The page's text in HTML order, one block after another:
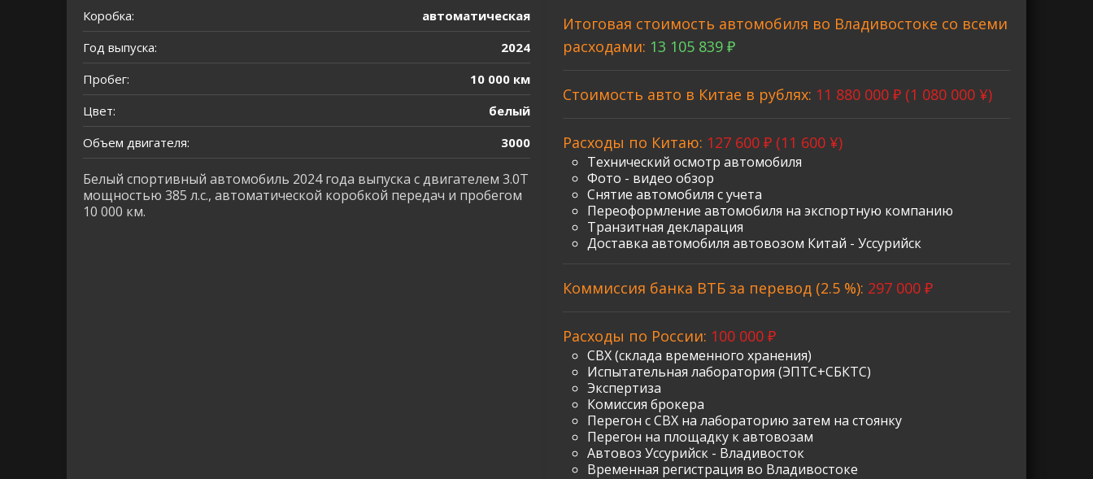
Коробка:
автоматическая
Год выпуска:
2024
Пробег:
10 000 км
Цвет:
белый
Объем двигателя:
3000
Белый спортивный автомобиль 2024 года выпуска с двигателем 3.0T
мощностью 385 л.с., автоматической коробкой передач и пробегом
10 000 км.
Итоговая стоимость автомобиля во Владивостоке со всеми
расходами: 13 105 839 ₽
Стоимость авто в Китае в рублях: 11 880 000 ₽ (1 080 000 ¥)
Расходы по Китаю: 127 600 ₽ (11 600 ¥)
Технический осмотр автомобиля
Фото - видео обзор
Снятие автомобиля с учета
Переоформление автомобиля на экспортную компанию
Транзитная декларация
Доставка автомобиля автовозом Китай - Уссурийск
Коммиссия банка ВТБ за перевод (2.5 %): 297 000 ₽
Расходы по России: 100 000 ₽
СВХ (склада временного хранения)
Испытательная лаборатория (ЭПТС+СБКТС)
Экспертиза
Комиссия брокера
Перегон с СВХ на лабораторию затем на стоянку
Перегон на площадку к автовозам
Автовоз Уссурийск - Владивосток
Временная регистрация во Владивостоке